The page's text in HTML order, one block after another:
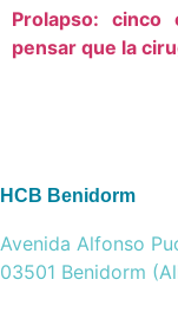
Prolapso:
pensar que la
HCB Benidorm
Avenida Alfonso
03501 Benidorm